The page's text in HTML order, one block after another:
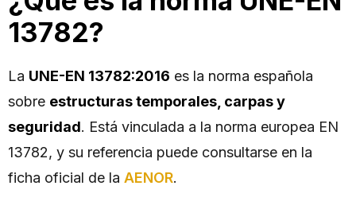
13782?
La UNE-EN 13782:2016 es la norma española
sobre estructuras temporales, carpas y
seguridad. Está vinculada a la norma europea EN
13782, y su referencia puede consultarse en la
ficha oficial de la AENOR.